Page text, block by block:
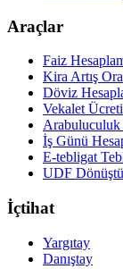
Araçlar
Faiz
Kira Artış
Döviz
Vekalet
Arabuluculuk
İş Günü
E-tebligat
UDF
İçtihat
Yargıtay
Danıştay